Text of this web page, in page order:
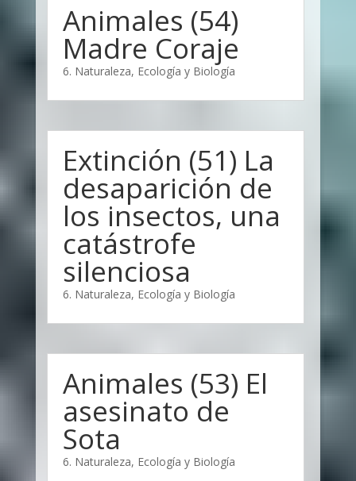
Animales (54)
Madre Coraje
6. Naturaleza, Ecología y Biología
Extinción (51) La
desaparición de
los insectos, una
catástrofe
silenciosa
6. Naturaleza, Ecología y Biología
Animales (53) El
asesinato de
Sota
6. Naturaleza, Ecología y Biología